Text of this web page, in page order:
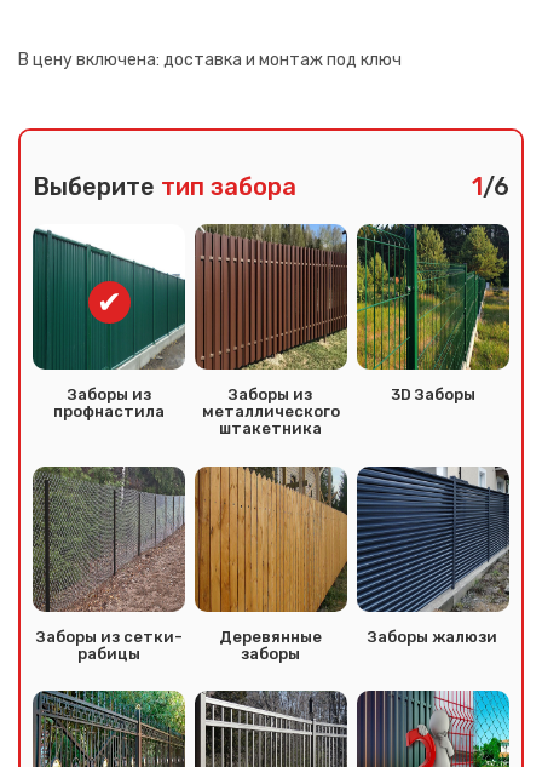
В цену включена: доставка и монтаж под ключ
Выберите тип забора 1/6
Заборы из
профнастила
Заборы из
металлического
штакетника
3D Заборы
Заборы из сетки-
рабицы
Деревянные
заборы
Заборы жалюзи